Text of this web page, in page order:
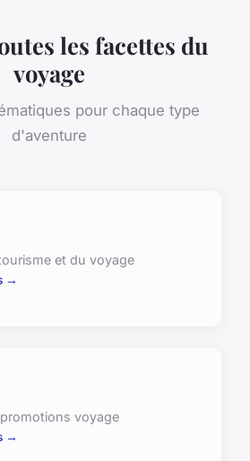
les facettes du
voyage
pour chaque type
d'aventure
et du voyage
→
voyage
→